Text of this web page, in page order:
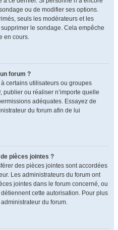
ou de modifier ses options.
seuls les modérateurs et les
le sondage. Cela empêche
en cours.
forum ?
certains utilisateurs ou groupes
publier ou réaliser n’importe quelle
adéquates. Essayez de
du forum afin de lui
pièces jointes ?
des pièces jointes sont accordées
Les administrateurs du forum ont
jointes dans le forum concerné, ou
cette autorisation. Pour plus
du forum.